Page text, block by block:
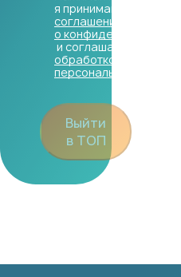
я принимаю
соглашение
о конфиденциальности
и соглашаюсь с
обработкой
персональных данных
Выйти
в ТОП